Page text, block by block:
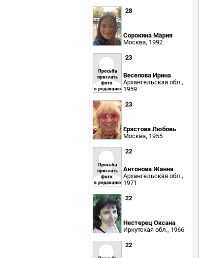
28
Сорокина Мария
Москва, 1992
23
Веселова Ирина
Архангельская обл.,
1959
23
Ерастова Любовь
Москва, 1955
22
Антонова Жанна
Архангельская обл.,
1971
22
Нестерец Оксана
Иркутская обл., 1966
22